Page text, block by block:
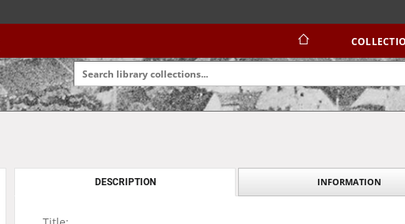
DESCRIPTION INFORMATION